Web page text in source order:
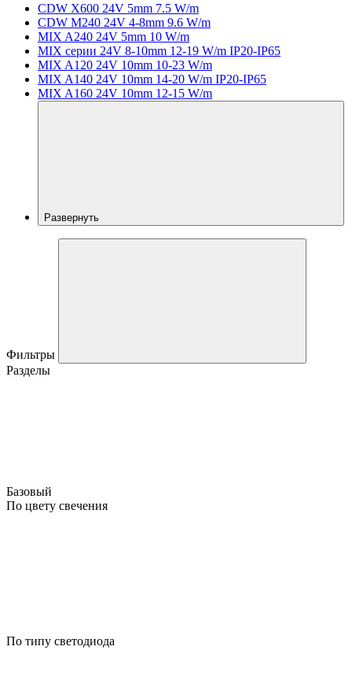
CDW X600 24V 5mm 7.5 W/m
CDW M240 24V 4-8mm 9.6 W/m
MIX A240 24V 5mm 10 W/m
MIX серии 24V 8-10mm 12-19 W/m IP20-IP65
MIX A120 24V 10mm 10-23 W/m
MIX A140 24V 10mm 14-20 W/m IP20-IP65
MIX A160 24V 10mm 12-15 W/m
Развернуть
Фильтры
Разделы
Базовый
По цвету свечения
По типу светодиода